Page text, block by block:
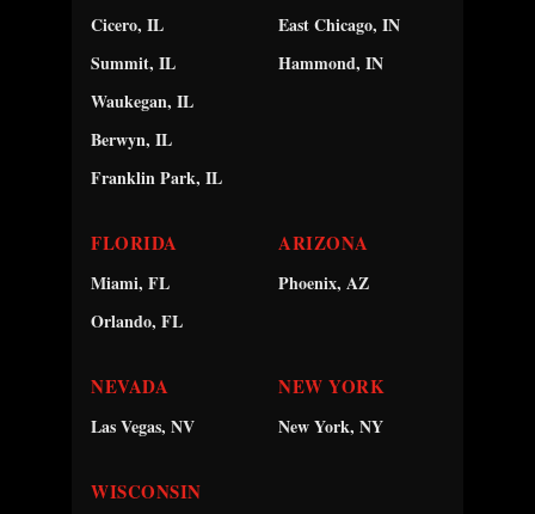
Cicero, IL
Summit, IL
Waukegan, IL
Berwyn, IL
Franklin Park, IL
East Chicago, IN
Hammond, IN
FLORIDA
Miami, FL
Orlando, FL
ARIZONA
Phoenix, AZ
NEVADA
Las Vegas, NV
NEW YORK
New York, NY
WISCONSIN